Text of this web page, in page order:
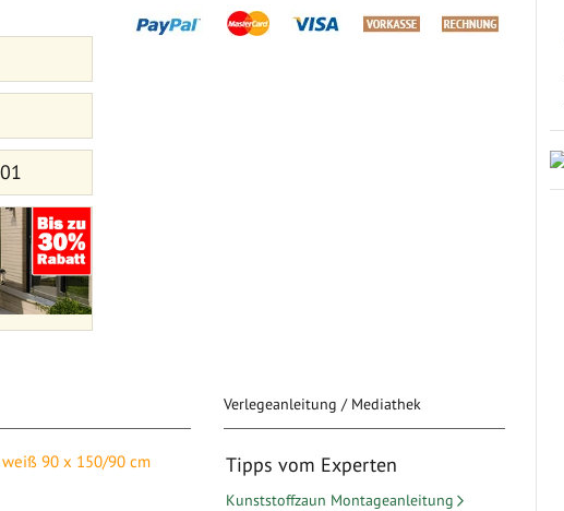
90 cm (Serie Juist)
90 x 150/90 cm
Verlegeanleitung / Mediathek
Tipps vom Experten
Kunststoffzaun Montageanleitung